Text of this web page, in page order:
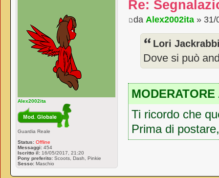
Re:
da Alex2002ita» 31/
Lori
Dove si può
MODERATORE
Ti ricordo che
Prima di
Alex2002ita
Guardia Reale
Status: Offline
Messaggi: 454
Iscritto il: 16/05/2017, 21:20
Pony preferito: Scoots, Dash, Pinkie
Sesso: Maschio